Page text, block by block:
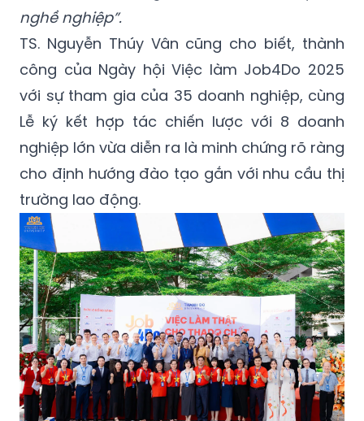
nghề nghiệp”.
TS. Nguyễn Thúy Vân cũng cho biết, thành
công của Ngày hội Việc làm Job4Do 2025
với sự tham gia của 35 doanh nghiệp, cùng
Lễ ký kết hợp tác chiến lược với 8 doanh
nghiệp lớn vừa diễn ra là minh chứng rõ ràng
cho định hướng đào tạo gắn với nhu cầu thị
trường lao động.